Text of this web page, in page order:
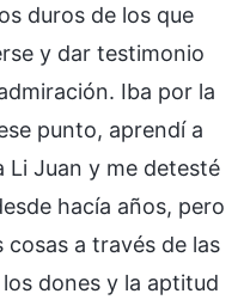
duros de los que
y dar testimonio
Iba por la
punto, aprendí a
Li Juan y me detesté
hacía años, pero
cosas a través de las
dones y la aptitud